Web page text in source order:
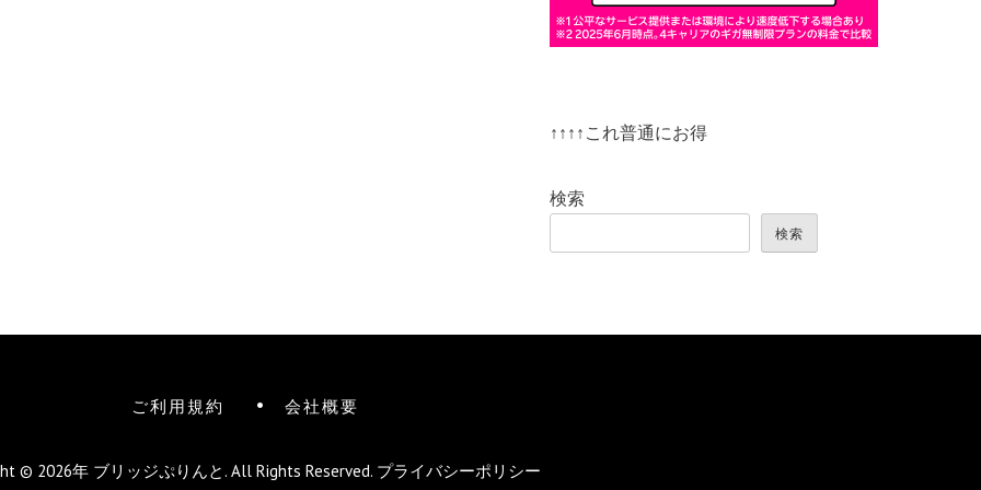
↑↑↑↑これ普通にお得
検索
検索
ご利用規約 会社概要
© 2026年 ブリッジぷりんと. All Rights Reserved. プライバシーポリシー